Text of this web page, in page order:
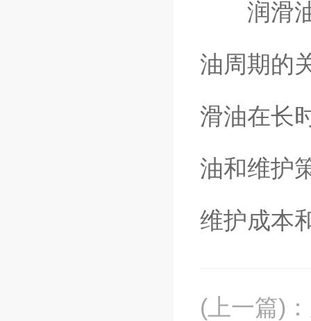
润滑油
油周期的
滑油在长
油和维护
维护成本
(上一篇) ：